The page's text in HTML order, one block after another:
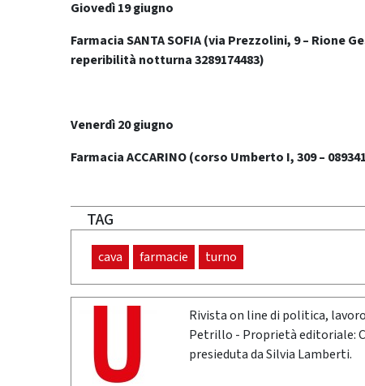
Giovedì 19 giugno
Farmacia SANTA SOFIA (via Prezzolini, 9 – Rione
reperibilità notturna 3289174483)
Venerdì 20 giugno
Farmacia ACCARINO (corso Umberto I, 309 –
TAG
cava farmacie turno
Rivista on line di politica,
Petrillo - Proprietà editoriale:
presieduta da Silvia Lamberti.